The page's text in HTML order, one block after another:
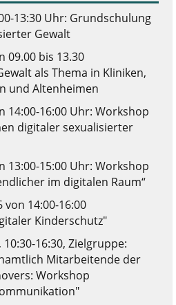
13:30 Uhr: Grundschulung
Gewalt
09.00 bis 13.30
als Thema in Kliniken,
und Altenheimen
14:00-16:00 Uhr: Workshop
digitaler sexualisierter
13:00-15:00 Uhr: Workshop
im digitalen Raum“
von 14:00-16:00
Kinderschutz"
16:30, Zielgruppe:
Mitarbeitende der
Workshop